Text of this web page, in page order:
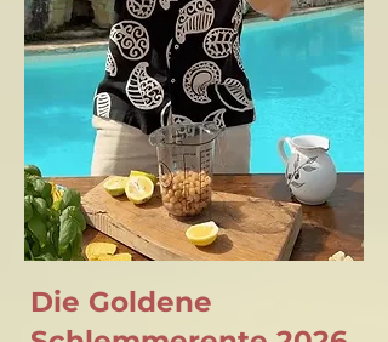
Die Goldene